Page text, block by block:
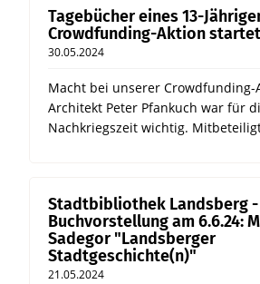
Tagebücher eines 13-
Crowdfunding-Aktion startet
30.05.2024
Macht bei unserer Crowdfunding-
Architekt Peter Pfankuch war für
Nachkriegszeit wichtig.
Stadtbibliothek Landsberg -
Buchvorstellung am 6.6.24:
Sadegor "Landsberger
Stadtgeschichte(n)"
21.05.2024